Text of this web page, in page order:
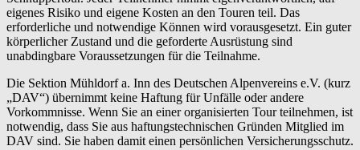
eigenes Risiko und eigene Kosten an den Touren teil. Das
erforderliche und notwendige Können wird vorausgesetzt. Ein guter
körperlicher Zustand und die geforderte Ausrüstung sind
unabdingbare Voraussetzungen für die Teilnahme.
Die Sektion Mühldorf a. Inn des Deutschen Alpenvereins e.V. (kurz
„DAV“) übernimmt keine Haftung für Unfälle oder andere
Vorkommnisse. Wenn Sie an einer organisierten Tour teilnehmen, ist
notwendig, dass Sie aus haftungstechnischen Gründen Mitglied im
DAV sind. Sie haben damit einen persönlichen Versicherungsschutz.